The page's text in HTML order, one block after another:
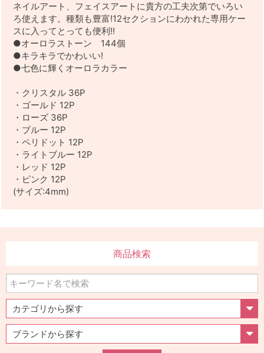
ネイルアート、フェイスアートに貴方の工夫次第でいろい
ろ使えます。種類も豊富!12セクションにわかれた専用ケー
スに入ってとっても便利!!
●オーロラストーン 144個
●キラキラでかわいい!
●七色に輝くオーロラカラー
・クリスタル 36P
・ゴールド 12P
・ローズ 36P
・ブルー 12P
・ペリドット 12P
・ライトブルー 12P
・レッド 12P
・ピンク 12P
(サイズ:4mm)
商品検索